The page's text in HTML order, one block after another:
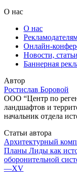
О нас
О нас
Онлайн-
Новости,
Баннерная
Автор
Ростислав Боровой
ООО “Центр по
ландшафтов и
начальник отдела
Статьи автора
Архитектурный
Планы Лиды как
оборонительной
—XV